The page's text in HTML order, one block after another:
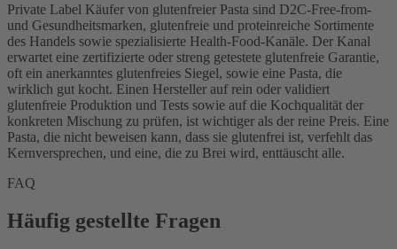
Private Label Käufer von glutenfreier Pasta sind D2C-Free-from-
und Gesundheitsmarken, glutenfreie und proteinreiche Sortimente
des Handels sowie spezialisierte Health-Food-Kanäle. Der Kanal
erwartet eine zertifizierte oder streng getestete glutenfreie Garantie,
oft ein anerkanntes glutenfreies Siegel, sowie eine Pasta, die
wirklich gut kocht. Einen Hersteller auf rein oder validiert
glutenfreie Produktion und Tests sowie auf die Kochqualität der
konkreten Mischung zu prüfen, ist wichtiger als der reine Preis. Eine
Pasta, die nicht beweisen kann, dass sie glutenfrei ist, verfehlt das
Kernversprechen, und eine, die zu Brei wird, enttäuscht alle.
FAQ
Häufig gestellte Fragen